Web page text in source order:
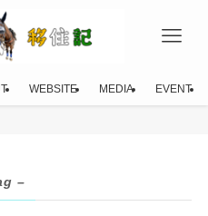
WEBSITE MEDIA EVENT
–